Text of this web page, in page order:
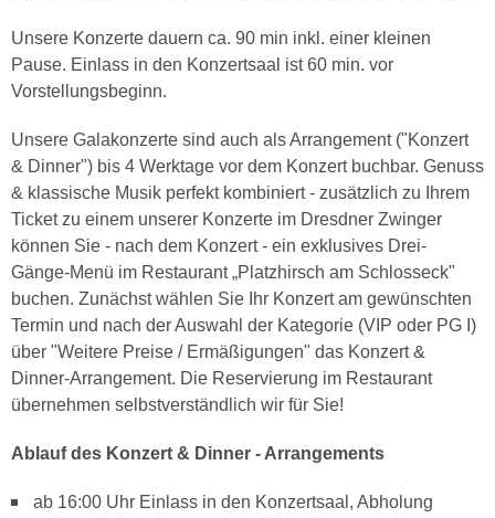
Unsere Konzerte dauern ca. 90 min inkl. einer kleinen
Pause. Einlass in den Konzertsaal ist 60 min. vor
Vorstellungsbeginn.
Unsere Galakonzerte sind auch als Arrangement ("Konzert
& Dinner") bis 4 Werktage vor dem Konzert buchbar. Genuss
& klassische Musik perfekt kombiniert - zusätzlich zu Ihrem
Ticket zu einem unserer Konzerte im Dresdner Zwinger
können Sie - nach dem Konzert - ein exklusives Drei-
Gänge-Menü im Restaurant „Platzhirsch am Schlosseck"
buchen. Zunächst wählen Sie Ihr Konzert am gewünschten
Termin und nach der Auswahl der Kategorie (VIP oder PG I)
über "Weitere Preise / Ermäßigungen" das Konzert &
Dinner-Arrangement. Die Reservierung im Restaurant
übernehmen selbstverständlich wir für Sie!
Ablauf des Konzert & Dinner - Arrangements
ab 16:00 Uhr Einlass in den Konzertsaal, Abholung